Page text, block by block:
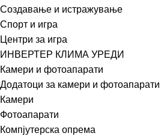
Создавање и истражување
Спорт и игра
Центри за игра
ИНВЕРТЕР КЛИМА УРЕДИ
Камери и фотоапарати
Додатоци за камери и фотоапарати
Камери
Фотоапарати
Компјутерска опрема